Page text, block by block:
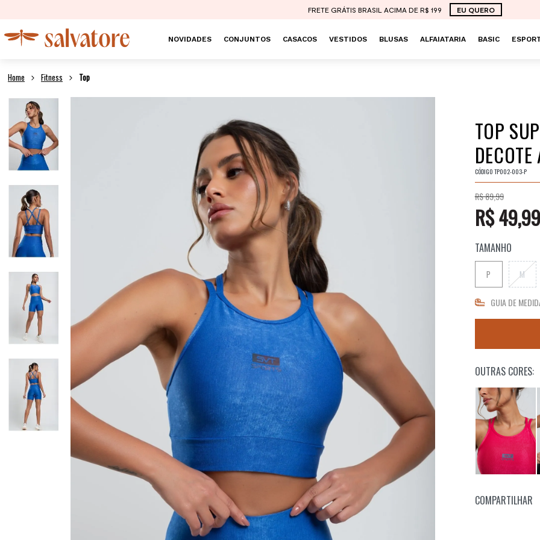
FRETE GRÁTIS BRASIL ACIMA DE R$ 199 EU QUERO
NOVIDADES CONJUNTOS CASACOS VESTIDOS BLUSAS ALFAIATARIA BASIC
Fitness Top
TOP
CÓDIGO TP002-003-P
R$ 89,99
R$ 49,99
TAMANHO
P M
GUIA DE
OUTRAS CORES:
COMPARTILHAR